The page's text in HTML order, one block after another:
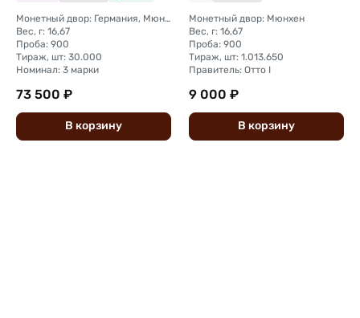
Монетный двор: Германия, Мюнхен
Вес, г: 16,67
Проба: 900
Тираж, шт: 30.000
Номинал: 3 марки
73 500 ₽
В корзину
Монетный двор: Мюнхен
Вес, г: 16,67
Проба: 900
Тираж, шт: 1.013.650
Правитель: Отто I
9 000 ₽
В корзину